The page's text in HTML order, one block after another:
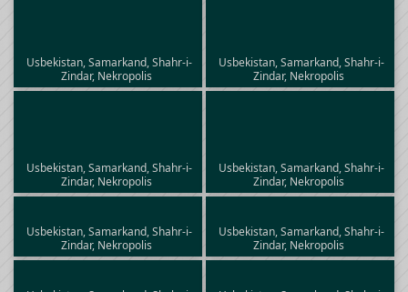
Usbekistan, Samarkand, Shahr-i-
Zindar, Nekropolis
Usbekistan, Samarkand, Shahr-i-
Zindar, Nekropolis
Usbekistan, Samarkand, Shahr-i-
Zindar, Nekropolis
Usbekistan, Samarkand, Shahr-i-
Zindar, Nekropolis
Usbekistan, Samarkand, Shahr-i-
Zindar, Nekropolis
Usbekistan, Samarkand, Shahr-i-
Zindar, Nekropolis